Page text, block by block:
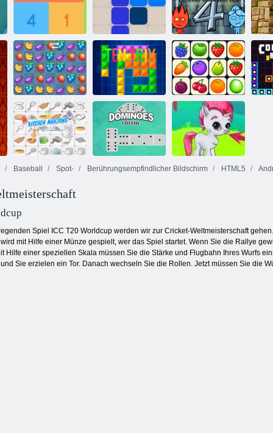
Bubble Shooter
Saga
Sushi
Backgammon
Holen Sie sich
10
1212!
Feuer und
Wasser 4:
Kristalltempel
Fruita Crush Ten Trix Onet Connect
Küche Mahjong
Baseball Spot- Berührungsempfindlicher Bildschirm HTML5
Spiel ICC T20 Worldcup werden wir zur Cricket-Weltmeisterschaft
mit Hilfe einer Münze gespielt, wer das Spiel startet. Wenn Sie die Rallye
Hilfe einer speziellen Skala müssen Sie die Stärke und Flugbahn Ihres Wurfs
Sie erzielen ein Tor. Danach wechseln Sie die Rollen. Jetzt müssen Sie die